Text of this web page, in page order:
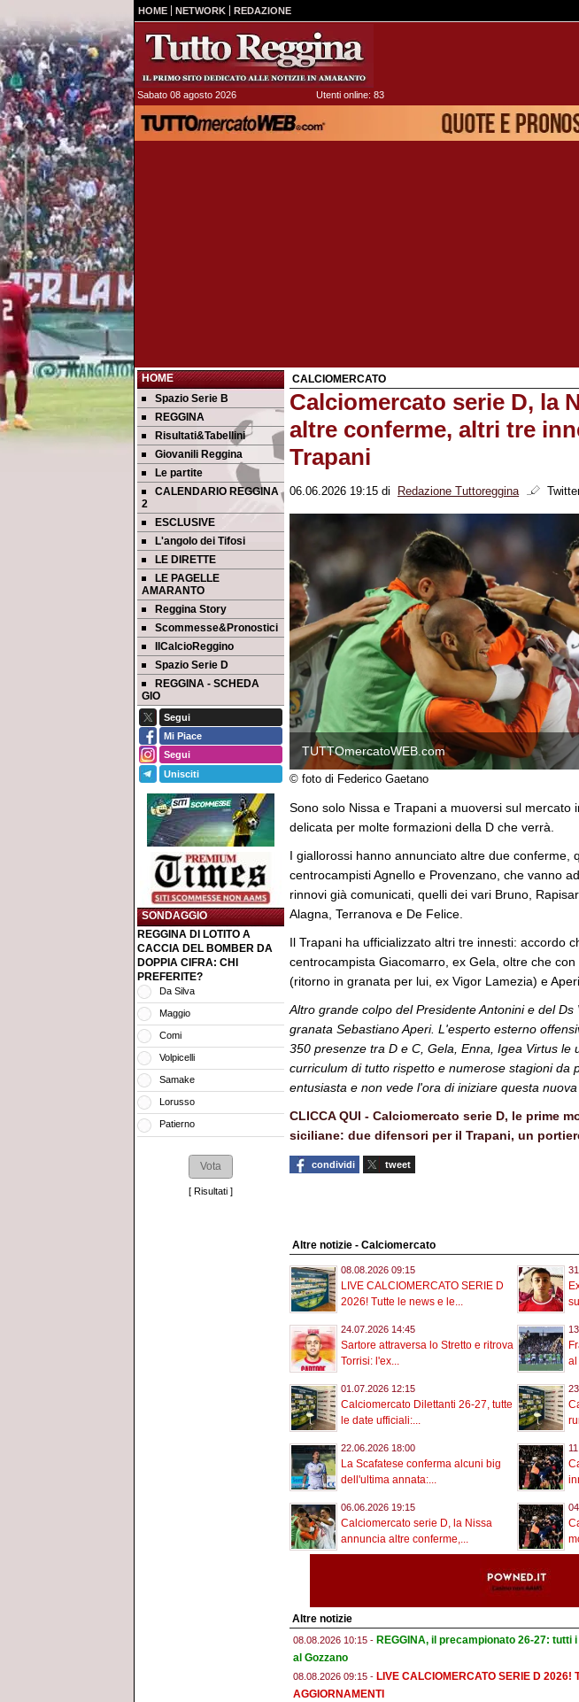
HOME NETWORK REDAZIONE
Sabato 08 agosto 2026 Utenti online: 83
HOME
Spazio Serie B
REGGINA
Risultati&Tabellini
Giovanili Reggina
Le partite
CALENDARIO REGGINA
2
ESCLUSIVE
L'angolo dei Tifosi
LE DIRETTE
LE PAGELLE
AMARANTO
Reggina Story
Scommesse&Pronostici
IlCalcioReggino
Spazio Serie D
REGGINA - SCHEDA
GIO
Segui
Mi Piace
Segui
Unisciti
SONDAGGIO
REGGINA DI LOTITO A
CACCIA DEL BOMBER DA
DOPPIA CIFRA: CHI
PREFERITE?
Da Silva
Maggio
Comi
Volpicelli
Samake
Lorusso
Patierno
[ Risultati ]
CALCIOMERCATO
Calciomercato serie D, la
altre conferme, altri tre
Trapani
06.06.2026 19:15 di Redazione Tuttoreggina
TUTTOmercatoWEB.com
© foto di Federico Gaetano
Sono solo Nissa e Trapani a muoversi sul mercato
delicata per molte formazioni della D che verrà.
I giallorossi hanno annunciato altre due conferme,
centrocampisti Agnello e Provenzano, che vanno
rinnovi già comunicati, quelli dei vari Bruno,
Alagna, Terranova e De Felice.
Il Trapani ha ufficializzato altri tre innesti: accordo
centrocampista Giacomarro, ex Gela, oltre che
(ritorno in granata per lui, ex Vigor Lamezia) e
Altro grande colpo del Presidente Antonini e del Ds
granata Sebastiano Aperi. L'esperto esterno
350 presenze tra D e C, Gela, Enna, Igea Virtus le
curriculum di tutto rispetto e numerose stagioni da
entusiasta e non vede l'ora di iniziare questa
CLICCA QUI - Calciomercato serie D, le prime
siciliane: due difensori per il Trapani, un
condividi tweet
Altre notizie - Calciomercato
08.08.2026 09:15
LIVE CALCIOMERCATO SERIE D
2026! Tutte le news e le...
24.07.2026 14:45
Sartore attraversa lo Stretto e ritrova
Torrisi: l'ex...
al
01.07.2026 12:15
Calciomercato Dilettanti 26-27, tutte
le date ufficiali:...
22.06.2026 18:00
La Scafatese conferma alcuni big
dell'ultima annata:...
06.06.2026 19:15
Calciomercato serie D, la Nissa
annuncia altre conferme,...
Altre notizie
08.08.2026 10:15 - REGGINA, il precampionato 26-27:
al Gozzano
08.08.2026 09:15 - LIVE CALCIOMERCATO SERIE D
AGGIORNAMENTI